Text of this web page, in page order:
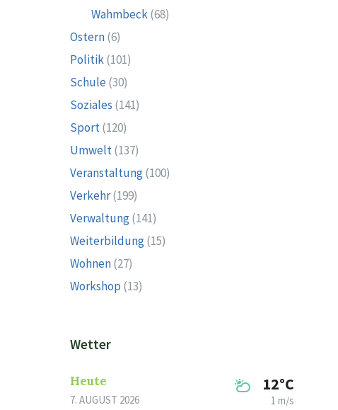
Wahmbeck(68)
Ostern(6)
Politik(101)
Schule (30)
Soziales (141)
Sport(120)
Umwelt(137)
Veranstaltung(100)
Verkehr(199)
Verwaltung(141)
Weiterbildung(15)
Wohnen(27)
Workshop (13)
Wetter
Heute
7. AUGUST 2026
12°C
1 m/s